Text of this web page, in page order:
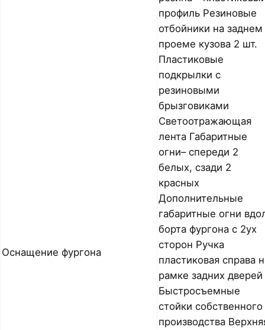
Оснащение фургона
профиль Резиновые
отбойники на заднем
проеме кузова 2 шт.
Пластиковые
подкрылки с
резиновыми
брызговиками
Светоотражающая
лента Габаритные
огни– спереди 2
белых, сзади 2
красных
Дополнительные
габаритные огни
борта фургона с 2ух
сторон Ручка
пластиковая справа
рамке задних дверей
Быстросъемные
стойки собственного
производства